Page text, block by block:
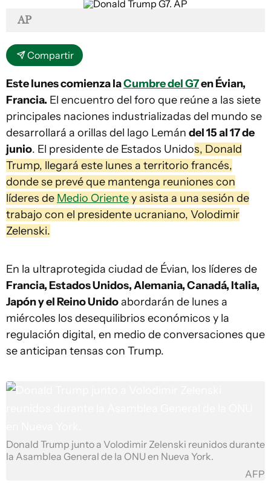
AP
Compartir
Este lunes comienza laCumbre del G7en Évian,
Francia. El encuentro del foro que reúne a las siete
principales naciones industrializadas del mundo se
desarrollará a orillas del lago Lemán del 15 al 17 de
junio. El presidente de Estados Unidos, Donald
Trump, llegará este lunes a territorio francés,
donde se prevé que mantenga reuniones con
líderes de Medio Orientey asista a una sesión de
trabajo con el presidente ucraniano, Volodimir
Zelenski.
En la ultraprotegida ciudad de Évian, los líderes de
Francia, Estados Unidos, Alemania, Canadá, Italia,
Japón y el Reino Unidoabordarán de lunes a
miércoles los desequilibrios económicos y la
regulación digital, en medio de conversaciones que
se anticipan tensas con Trump.
Donald Trump junto a Volodimir Zelenski reunidos durante
la Asamblea General de la ONU en Nueva York.
AFP